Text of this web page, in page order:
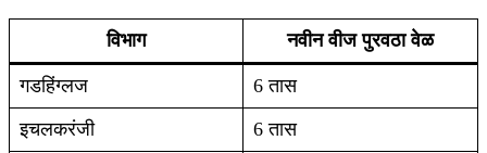
विभाग नवीन वीज पुरवठा वेळ
गडहिंग्लज
6 तास
इचलकरंजी
6 तास